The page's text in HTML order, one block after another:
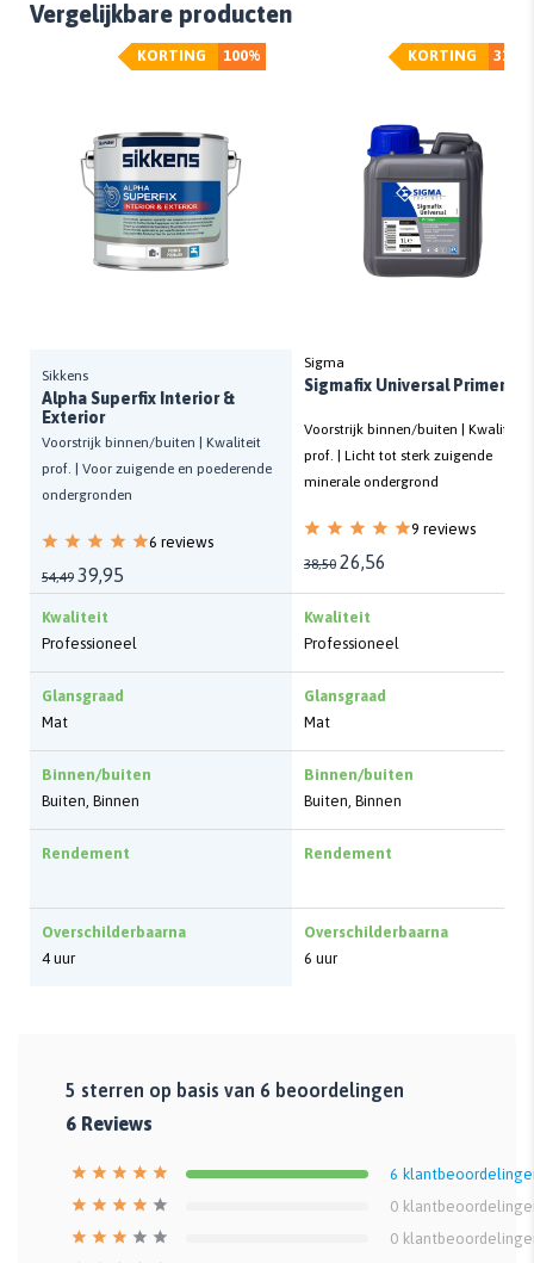
Vergelijkbare producten
100%
KORTING
Sikkens
Alpha Superfix Interior &
Exterior
Voorstrijk binnen/buiten | Kwaliteit
prof. | Voor zuigende en poederende
ondergronden
6 reviews
54,49 39,95
Kwaliteit
Professioneel
Glansgraad
Mat
Binnen/buiten
Buiten, Binnen
Rendement
Overschilderbaarna
4 uur
31%
KORTING
Sigma
Sigmafix Universal Primer
Voorstrijk binnen/buiten | Kwaliteit
prof. | Licht tot sterk zuigende
minerale ondergrond
9 reviews
38,50 26,56
Kwaliteit
Professioneel
Glansgraad
Mat
Binnen/buiten
Buiten, Binnen
Rendement
Overschilderbaarna
6 uur
5 sterren op basis van 6 beoordelingen
6 Reviews
6
0
0